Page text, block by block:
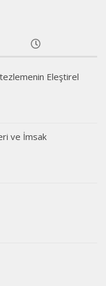
Eleştirel
ve İmsak